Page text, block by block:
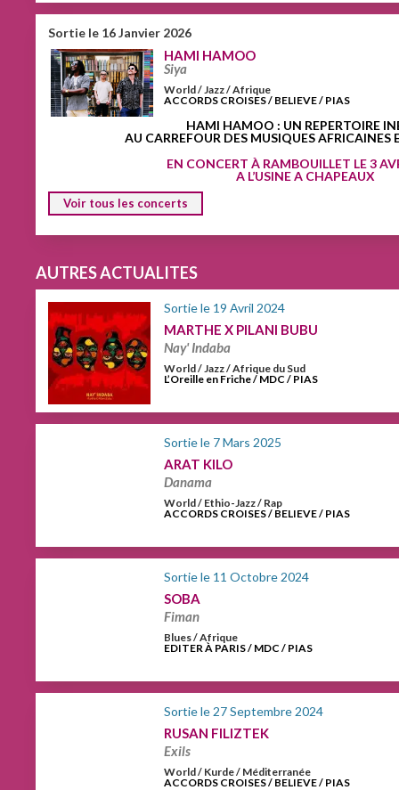
Sortie le 16 Janvier 2026
HAMI HAMOO
Siya
World / Jazz / Afrique
ACCORDS CROISES / BELIEVE / PIAS
HAMI HAMOO : UN REPERTOIRE
AU CARREFOUR DES MUSIQUES AFRICAINES
EN CONCERT À RAMBOUILLET LE 3
A L’USINE A CHAPEAUX
Voir tous les concerts
AUTRES ACTUALITES
Sortie le 19 Avril 2024
MARTHE X PILANI BUBU
Nay' Indaba
World / Jazz / Afrique du Sud
L’Oreille en Friche / MDC / PIAS
Sortie le 7 Mars 2025
ARAT KILO
Danama
World / Ethio-Jazz / Rap
ACCORDS CROISES / BELIEVE / PIAS
Sortie le 11 Octobre 2024
SOBA
Fiman
Blues / Afrique
EDITER À PARIS / MDC / PIAS
Sortie le 27 Septembre 2024
RUSAN FILIZTEK
Exils
World / Kurde / Méditerranée
ACCORDS CROISES / BELIEVE / PIAS